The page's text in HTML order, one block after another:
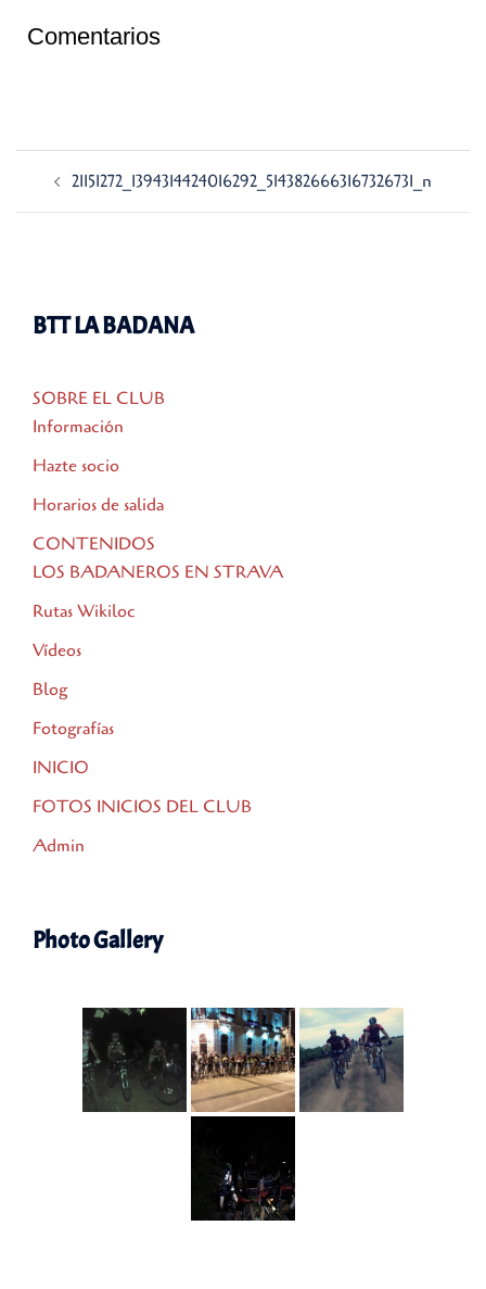
Comentarios
21151272_1394314424016292_5143826663167326731_n
BTT LA BADANA
SOBRE EL CLUB
Información
Hazte socio
Horarios de salida
CONTENIDOS
LOS BADANEROS EN STRAVA
Rutas Wikiloc
Vídeos
Blog
Fotografías
INICIO
FOTOS INICIOS DEL CLUB
Admin
Photo Gallery